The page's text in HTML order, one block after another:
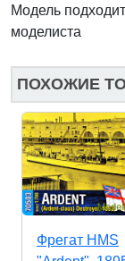
Модель
моделиста
ПОХОЖИЕ
Фрегат HMS